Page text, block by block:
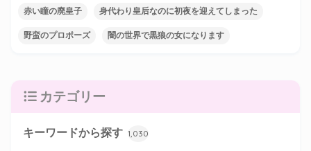
赤い瞳の廃皇子 身代わり皇后なのに初夜を迎えてしまった
野蛮のプロポーズ 闇の世界で黒狼の女になります
カテゴリー
キーワードから探す 1,030